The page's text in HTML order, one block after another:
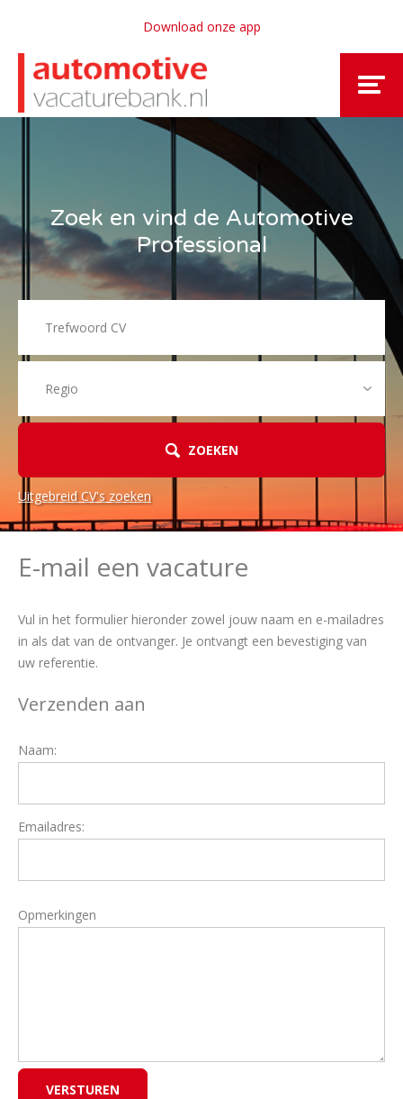
Download onze app
Zoek en vind de Automotive
Professional
ZOEKEN
Uitgebreid CV's zoeken
E-mail een vacature
Vul in het formulier hieronder zowel jouw naam en e-mailadres
in als dat van de ontvanger. Je ontvangt een bevestiging van
uw referentie.
Verzenden aan
Naam:
Emailadres:
Opmerkingen